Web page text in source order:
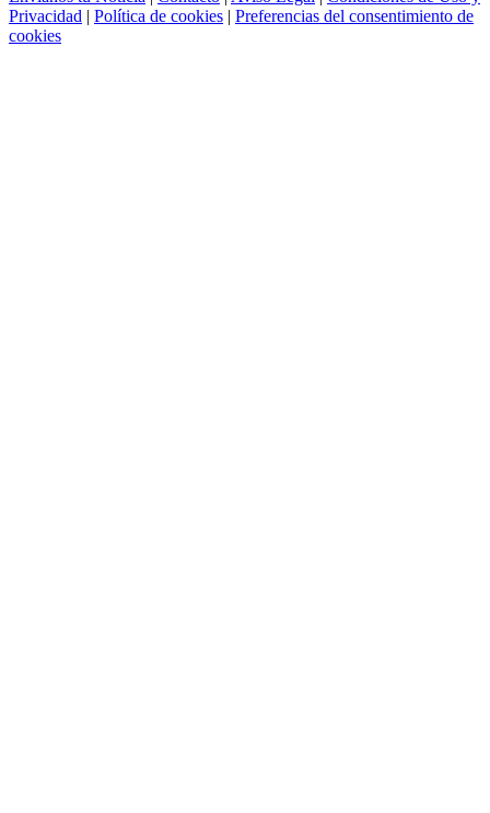
Privacidad | Política de cookies | Preferencias del consentimiento de
cookies